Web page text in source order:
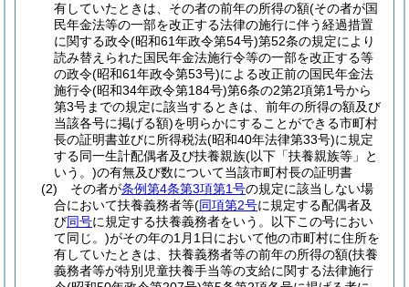
有していたときは、その者の前年の所得の額(その者が国
民年金法等の一部を改正する法律の施行に伴う経過措置
に関する政令(昭和61年政令第54号)第52条の規定により
読み替えられた国民年金法施行令等の一部を改正する等
の政令(昭和61年政令第53号)による改正前の国民年金法
施行令(昭和34年政令第184号)第6条の2第2項第1号から
第3号までの規定に該当するときは、前年の所得の額及び
当該各号に掲げる額)を明らかにすることができる市町村
長の証明書並びに所得税法(昭和40年法律第33号)に規定
する同一生計配偶者及び扶養親族(以下「扶養親族等」と
いう。)の有無及び数について当該市町村長の証明書
(2)
その者が条例第4条第3項第1号の規定に該当しない場
合において扶養義務者等(同項第2号に規定する配偶者及
び同号に規定する扶養義務者をいう。以下この号におい
て同じ。)がその年の1月1日において他の市町村に住所を
有していたときは、扶養義務者等の前年の所得の額(扶養
義務者等が特別児童扶養手当等の支給に関する法律施行